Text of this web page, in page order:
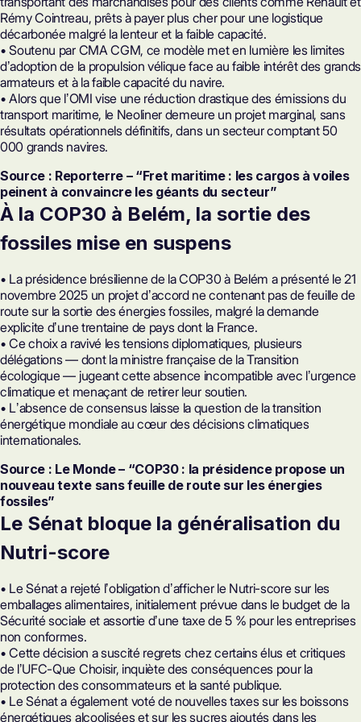
Rémy Cointreau, prêts à payer plus cher pour une logistique
décarbonée malgré la lenteur et la faible capacité.
• Soutenu par CMA CGM, ce modèle met en lumière les limites
dʼadoption de la propulsion vélique face au faible intérêt des grands
armateurs et à la faible capacité du navire.
• Alors que lʼOMI vise une réduction drastique des émissions du
transport maritime, le Neoliner demeure un projet marginal, sans
résultats opérationnels définitifs, dans un secteur comptant 50
000 grands navires.
Source : Reporterre – “Fret maritime : les cargos à voiles
peinent à convaincre les géants du secteur”
À la COP30 à Belém, la sortie des
fossiles mise en suspens
• La présidence brésilienne de la COP30 à Belém a présenté le 21
novembre 2025 un projet dʼaccord ne contenant pas de feuille de
route sur la sortie des énergies fossiles, malgré la demande
explicite dʼune trentaine de pays dont la France.
• Ce choix a ravivé les tensions diplomatiques, plusieurs
délégations — dont la ministre française de la Transition
écologique — jugeant cette absence incompatible avec lʼurgence
climatique et menaçant de retirer leur soutien.
• Lʼabsence de consensus laisse la question de la transition
énergétique mondiale au cœur des décisions climatiques
internationales.
Source : Le Monde – “COP30 : la présidence propose un
nouveau texte sans feuille de route sur les énergies
fossiles”
Le Sénat bloque la généralisation du
Nutri-score
• Le Sénat a rejeté lʼobligation dʼafficher le Nutri-score sur les
emballages alimentaires, initialement prévue dans le budget de la
Sécurité sociale et assortie dʼune taxe de 5 % pour les entreprises
non conformes.
• Cette décision a suscité regrets chez certains élus et critiques
de lʼUFC-Que Choisir, inquiète des conséquences pour la
protection des consommateurs et la santé publique.
• Le Sénat a également voté de nouvelles taxes sur les boissons
énergétiques alcoolisées et sur les sucres ajoutés dans les